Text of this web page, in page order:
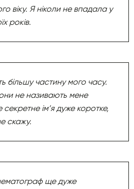
віку. Я ніколи не впадала у
років.
більшу частину мого часу.
не називають мене
ім’я дуже коротке,
скажу.
ще дуже